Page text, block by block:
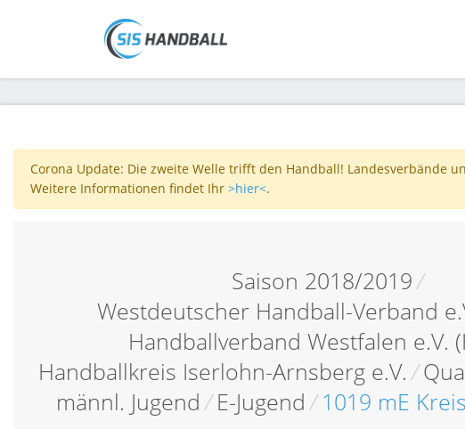
Corona Update: Die zweite Welle trifft den Handball! Landesverbände
Weitere Informationen findet Ihr >hier<.
Saison 2018/2019/
Westdeutscher Handball-Verband
Handballverband Westfalen e.V.
Handballkreis Iserlohn-Arnsberg e.V. /
männl. Jugend / E-Jugend / 1019 mE